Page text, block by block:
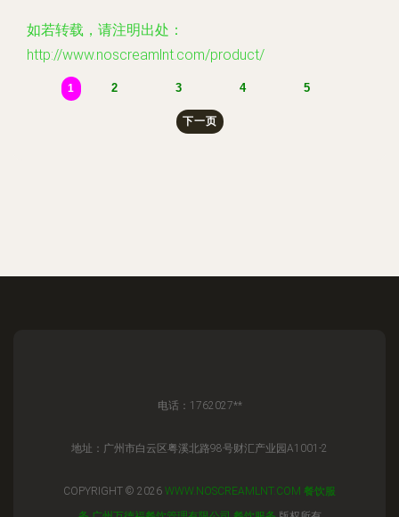
如若转载，请注明出处：
http://www.noscreamlnt.com/product/
1 2 3 4 5
下一页
电话：1762027**
地址：广州市白云区粤溪北路98号财汇产业园A1001-2
COPYRIGHT © 2026 WWW.NOSCREAMLNT.COM 餐饮服